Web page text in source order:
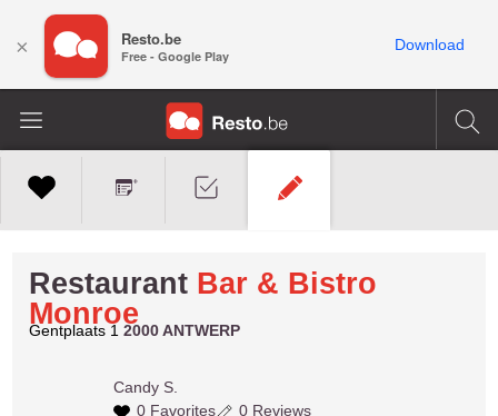
Restaurant Bar & Bistro
Monroe
Gentplaats 12000 ANTWERP
Candy S.
0 Favorites
0 Reviews
× Resto.be
Free - Google Play
Download